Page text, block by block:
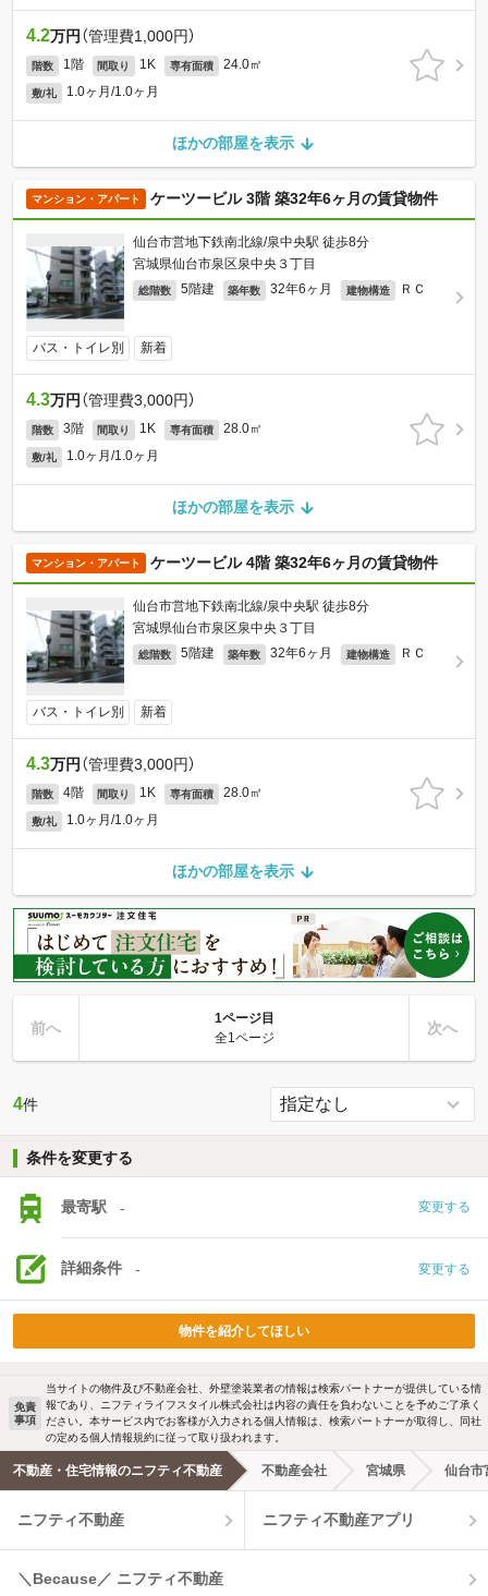
4.2万円 （管理費1,000円）
階数 1階 間取り 1K 専有面積 24.0㎡
敷/礼 1.0ヶ月/1.0ヶ月
ほかの部屋を表示
マンション・アパート ケーツービル 3階 築32年6ヶ月の賃貸物件
仙台市営地下鉄南北線/泉中央駅 徒歩8分
宮城県仙台市泉区泉中央３丁目
総階数 5階建 築年数 32年6ヶ月 建物構造 ＲＣ
バス・トイレ別 新着
4.3万円 （管理費3,000円）
階数 3階 間取り 1K 専有面積 28.0㎡
敷/礼 1.0ヶ月/1.0ヶ月
ほかの部屋を表示
マンション・アパート ケーツービル 4階 築32年6ヶ月の賃貸物件
仙台市営地下鉄南北線/泉中央駅 徒歩8分
宮城県仙台市泉区泉中央３丁目
総階数 5階建 築年数 32年6ヶ月 建物構造 ＲＣ
バス・トイレ別 新着
4.3万円 （管理費3,000円）
階数 4階 間取り 1K 専有面積 28.0㎡
敷/礼 1.0ヶ月/1.0ヶ月
ほかの部屋を表示
前へ
1ページ目
全1ページ
次へ
4件
条件を変更する
最寄駅 - 変更する
詳細条件 - 変更する
物件を紹介してほしい
免責
事項
当サイトの物件及び不動産会社、外壁塗装業者の情報は検索パートナーが提供している情
報であり、ニフティライフスタイル株式会社は内容の責任を負わないことを予めご了承く
ださい。本サービス内でお客様が入力される個人情報は、検索パートナーが取得し、同社
の定める個人情報規約に従って取り扱われます。
不動産・住宅情報のニフティ不動産 不動産会社 宮城県 仙台市
ニフティ不動産 ニフティ不動産アプリ
＼Because／ ニフティ不動産